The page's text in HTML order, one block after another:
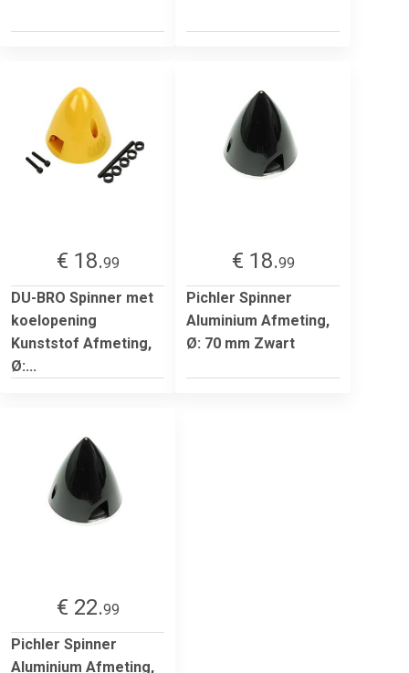
€ 18.99
DU-BRO Spinner met
koelopening
Kunststof Afmeting,
Ø:...
€ 18.99
Pichler Spinner
Aluminium Afmeting,
Ø: 70 mm Zwart
€ 22.99
Pichler Spinner
Aluminium Afmeting,